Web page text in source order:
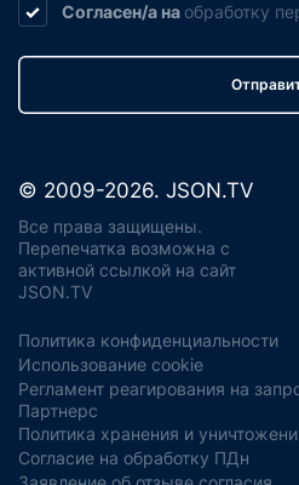
Согласен/а на обработку
© 2009-2026. JSON.TV
Все права защищены.
Перепечатка возможна с
активной ссылкой на сайт
JSON.TV
Политика конфиденциальности
Использование cookie
Регламент реагирования на
Партнерс
Политика хранения и
Согласие на обработку ПДн